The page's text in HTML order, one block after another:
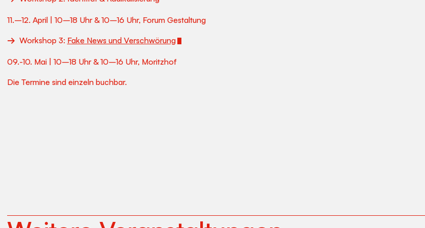
11.–12. April | 10–18 Uhr & 10–16 Uhr, Forum Gestaltung
Workshop 3: Fake News und Verschwörung
09.-10. Mai | 10–18 Uhr & 10–16 Uhr, Moritzhof
Die Termine sind einzeln buchbar.